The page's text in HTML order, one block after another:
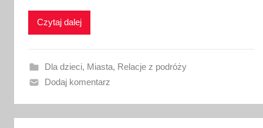
o
a
n
Czytaj dalej
Dla dzieci, Miasta, Relacje z podróży
Dodaj komentarz